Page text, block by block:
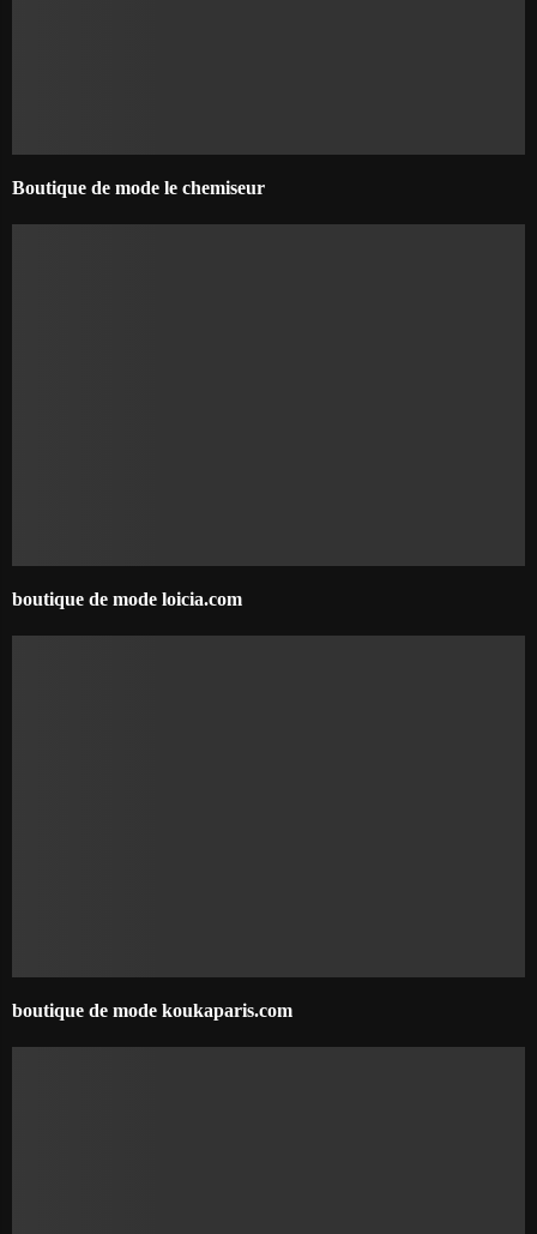
Boutique de mode le chemiseur
boutique de mode loicia.com
boutique de mode koukaparis.com